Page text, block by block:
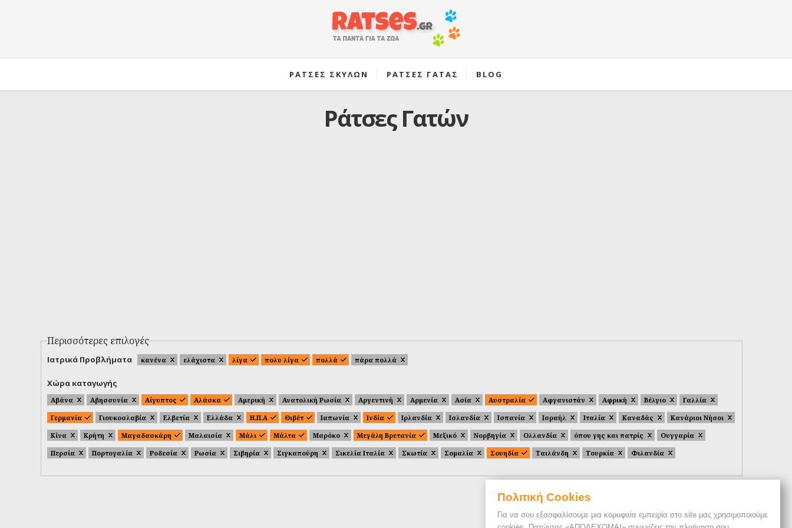
Πολιτική Cookies
Για να σου εξασφαλίσουμε μια κορυφαία εμπειρία στο site μας χρησιμοποιούμε
ΡΑΤΣΕΣ ΣΚΥΛΩΝ ΡΑΤΣΕΣ ΓΑΤΑΣ BLOG
Ράτσες Γατών
Περισσότερες επιλογές
Ιατρικά Προβλήματα κανένα ελάχιστα λίγα πολυ λίγα πολλά πάρα πολλά
Χώρα καταγωγής
Αβάνα Αβησσυνία Αίγυπτος Αλάσκα Αμερική Ανατολική Ρωσία Αργεντινή Αρμενία Ασία Αυστραλία Αφγανιστάν Αφρική Βέλγιο
Γαλλία
Γερμανία
Γιουκοσλαβία Ελβετία Ελλάδα Η.Π.Α Θιβέτ Ιαπωνία Ινδία Ιρλανδία Ισλανδία Ισπανία Ισραήλ Ιταλία Καναδάς
Κανάριοι Νήσοι
Κίνα
Κρήτη Μαγαδασκάρη Μαλαισία Μάλι Μάλτα Μαρόκο Μεγάλη Βρετανία Μεξικό Νορβηγία Ολλανδία όπου γης και πατρίς
Ουγγαρία
Περσία
Πορτογαλία Ροδεσία Ρωσία Σιβηρία Σιγκαπούρη Σικελία Ιταλία Σκωτία Σομαλία Σουηδία Ταιλάνδη Τουρκία Φιλανδία